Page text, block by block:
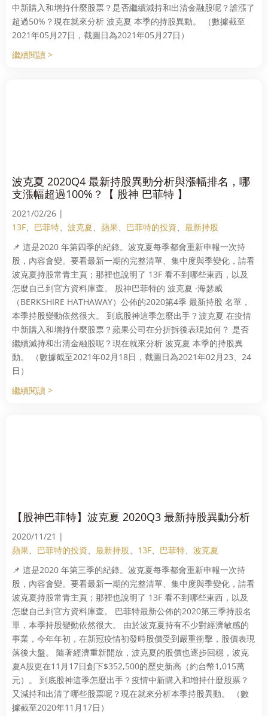
中新購入和增持什麼股票？是否繼續減持和出清金融股呢？誰漲了
超過50%？現在就來分析 波克夏 本季的持股異動。 （數據截至
2021年05月27日，截圖日為2021年05月27日）
繼續閱讀 >
波克夏 2020Q4 最新持股異動分析與漲幅排名，哪
支漲幅超過100%？【 股神 巴菲特 】
2021/02/26 |
13F、 巴菲特、 波克夏、 蘋果、 巴菲特的投資、 最新持股
📌 這是2020 年第四季的紀錄。波克夏每季都會重新申報一次持
股，內容會變。要看最新一期的完整清單、集中度與季變化，請看
波克夏持股常青主頁；那裡也說明了 13F 看不到哪些東西，以及
怎麼自己到官方資料庫查。 股神巴菲特的 波克夏 ·海瑟威
（BERKSHIRE HATHAWAY）公佈的2020第4季 最新持股 名單，
本季持股變動依然很大。 到底股神這季怎麼出手？波克夏 在疫情
中新購入和增持什麼股票？蘋果公司在分折拆後表現如何？ 是否
繼續減持和出清金融股呢？現在就來分析 波克夏 本季的持股異
動。 （數據截至2021年02月18日，截圖日為2021年02月23、24
日）
繼續閱讀 >
【股神巴菲特】波克夏 2020Q3 最新持股異動分析
2020/11/21 |
蘋果、 巴菲特的投資、 最新持股、 13F、 巴菲特、 波克夏
📌 這是2020 年第三季的紀錄。波克夏每季都會重新申報一次持
股，內容會變。要看最新一期的完整清單、集中度與季變化，請看
波克夏持股常青主頁；那裡也說明了 13F 看不到哪些東西，以及
怎麼自己到官方資料庫查。 巴菲特最新公佈的2020第三季持股名
單，本季持股變動依然很大。 由於波克夏持有不少對經濟敏感的
事業，今年年初，在新冠疫情初發時股價受到嚴重衝擊，股價表現
落後大盤。 隨著經濟重新開放，波克夏的股價也逐步回穩，波克
夏A股更在11月17日創下$352,500的歷史新高（約台幣1,015萬
元）。 到底股神這季怎麼出手？疫情中新購入和增持什麼股票？
又減持和出清了哪些股票呢？現在就來分析本季持股異動。 （數
據截至2020年11月17日）